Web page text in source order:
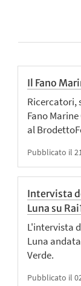
Il Fano
Ricercatori,
Fano
al
Pubblicato il
Intervista
Luna su
L'intervista
Luna
Verde.
Pubblicato il